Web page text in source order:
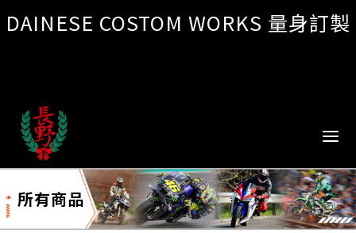
DAINESE COSTOM WORKS 量身訂製
所有商品